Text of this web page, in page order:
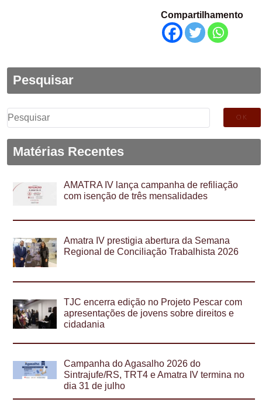
Compartilhamento
Pesquisar
Pesquisar
por:
Matérias Recentes
AMATRA IV lança campanha de refiliação
com isenção de três mensalidades
Amatra IV prestigia abertura da Semana
Regional de Conciliação Trabalhista 2026
TJC encerra edição no Projeto Pescar com
apresentações de jovens sobre direitos e
cidadania
Campanha do Agasalho 2026 do
Sintrajufe/RS, TRT4 e Amatra IV termina no
dia 31 de julho